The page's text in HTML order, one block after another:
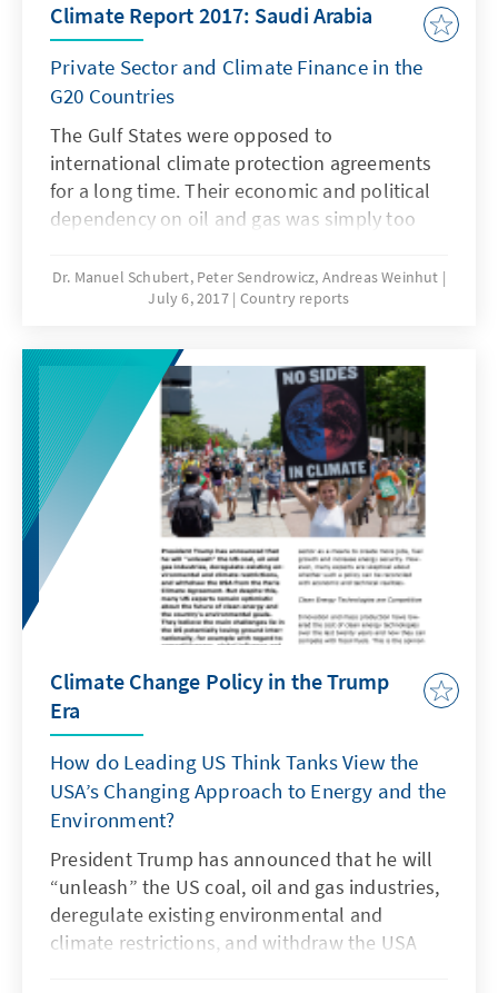
Climate Report 2017: Saudi Arabia
Private Sector and Climate Finance in the
G20 Countries
The Gulf States were opposed to
international climate protection agreements
for a long time. Their economic and political
dependency on oil and gas was simply too
shift has taken place: Following the lead of
other Gulf States, Saudi Arabia is now also
protection policy.
Dr. Manuel Schubert, Peter Sendrowicz, Andreas Weinhut
July 6, 2017 Country reports
Climate Change Policy in the Trump
Era
How do Leading US Think Tanks View the
USA’s Changing Approach to Energy and the
Environment?
President Trump has announced that he will
“unleash” the US coal, oil and gas industries,
deregulate existing environmental and
climate restrictions, and withdraw the USA